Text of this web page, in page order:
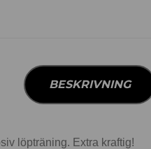
BESKRIVNING
löpträning. Extra kraftig!